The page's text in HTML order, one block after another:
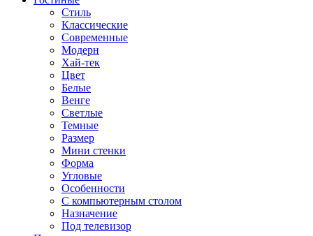
Стиль
Классические
Современные
Модерн
Хай-тек
Цвет
Белые
Венге
Светлые
Темные
Размер
Мини стенки
Форма
Угловые
Особенности
С компьютерным столом
Назначение
Под телевизор